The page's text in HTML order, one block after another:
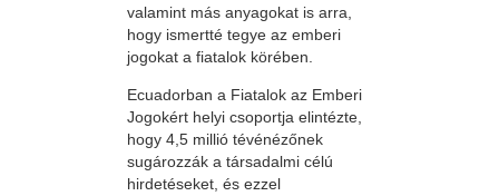
valamint más anyagokat is arra,
hogy ismertté tegye az emberi
jogokat a fiatalok körében.
Ecuadorban a Fiatalok az Emberi
Jogokért helyi csoportja elintézte,
hogy 4,5 millió tévénézőnek
sugározzák a társadalmi célú
hirdetéseket, és ezzel